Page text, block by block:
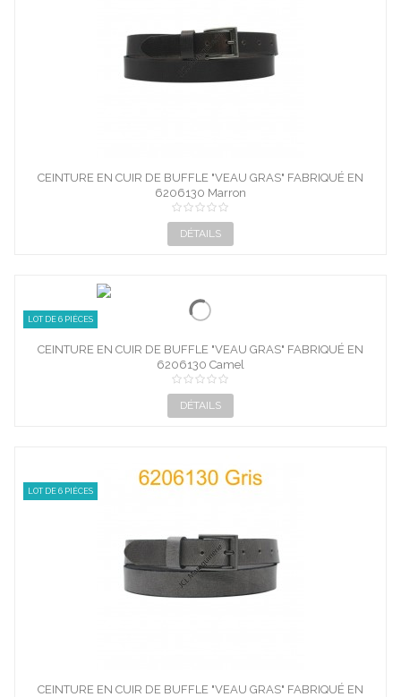
CEINTURE EN CUIR DE BUFFLE "VEAU GRAS" FABRIQUÉ EN
FRANCE...
6206130 Marron
DÉTAILS
LOT DE 6 PIÈCES
CEINTURE EN CUIR DE BUFFLE "VEAU GRAS" FABRIQUÉ EN
FRANCE...
6206130 Camel
DÉTAILS
LOT DE 6 PIÈCES
CEINTURE EN CUIR DE BUFFLE "VEAU GRAS" FABRIQUÉ EN